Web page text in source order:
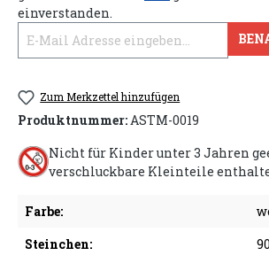
einverstanden.
Zum Merkzettel hinzufügen
Produktnummer: ASTM-0019
Nicht für Kinder unter 3 Jahren
verschluckbare Kleinteile
Farbe:
Steinchen: